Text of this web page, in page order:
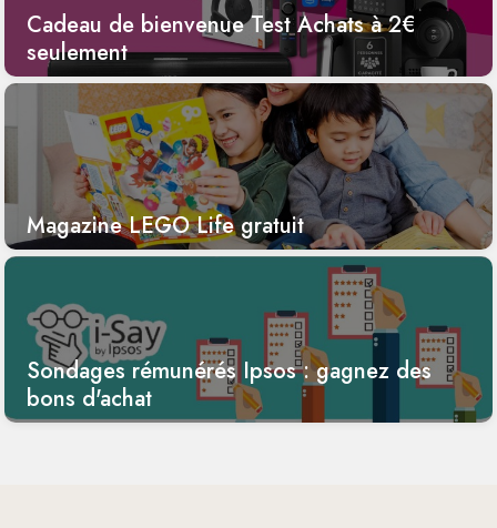
Cadeau de bienvenue Test Achats à 2€
seulement
Magazine LEGO Life gratuit
Sondages rémunérés Ipsos : gagnez des
bons d'achat